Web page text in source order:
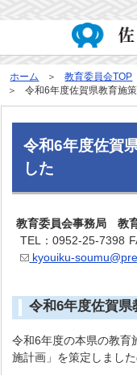
ホーム 教育委員会TOP
令和6年度佐賀県教育施
令和6年度佐賀
した
教育委員会事務局 教
TEL：0952-25-7398
kyouiku-
令和6年度佐賀
令和6年度の本県の教育
施計画」を策定しまし